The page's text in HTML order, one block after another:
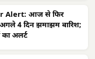
Alert: आज से फिर
4 दिन झमाझम बारिश;
का अलर्ट